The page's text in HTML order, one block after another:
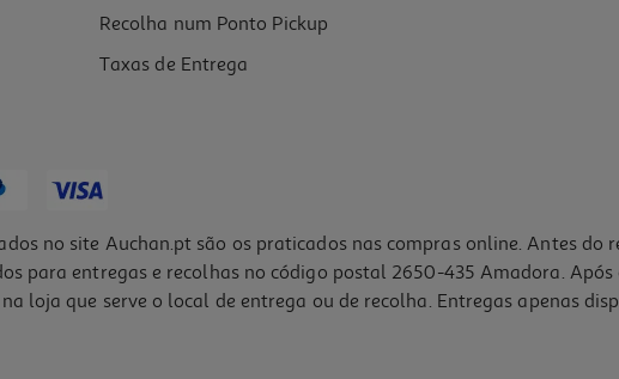
Recolha num Ponto Pickup
Taxas de Entrega
no site Auchan.pt são os praticados nas compras online. Antes
para entregas e recolhas no código postal 2650-435 Amadora.
loja que serve o local de entrega ou de recolha. Entregas apenas